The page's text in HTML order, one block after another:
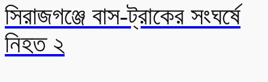
সিরাজগঞ্জে বাস-ট্রাকের সংঘর্ষে
নিহত ২